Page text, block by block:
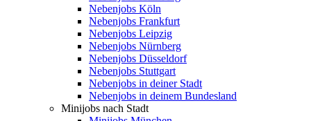
Nebenjobs Köln
Nebenjobs Frankfurt
Nebenjobs Leipzig
Nebenjobs Nürnberg
Nebenjobs Düsseldorf
Nebenjobs Stuttgart
Nebenjobs in deiner Stadt
Nebenjobs in deinem Bundesland
Minijobs nach Stadt